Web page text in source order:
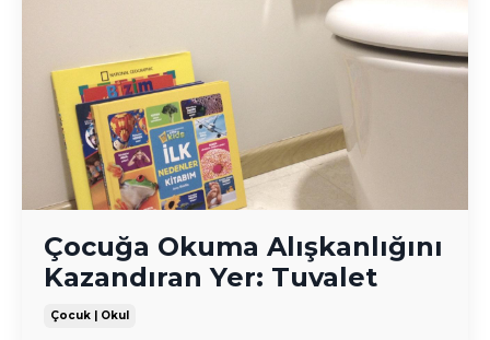
Çocuğa Okuma Alışkanlığını
Kazandıran Yer: Tuvalet
Çocuk | Okul